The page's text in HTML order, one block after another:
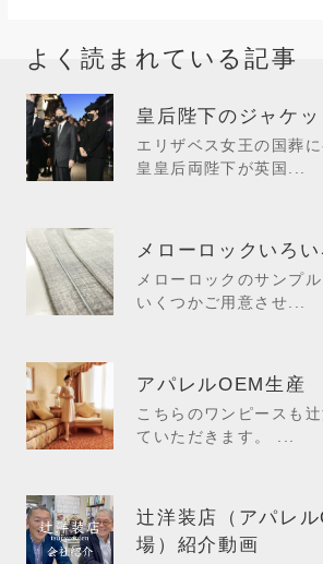
よく読まれている記事
皇后陛下のジャケッ
エリザベス女王の国葬
皇皇后両陛下が英国...
メローロックいろい
メローロックのサンプ
いくつかご用意させ...
アパレルOEM生産
こちらのワンピースも
ていただきます。 ...
辻洋装店（アパレ
場）紹介動画